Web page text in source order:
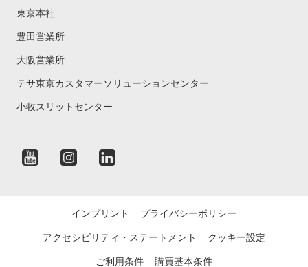
東京本社
豊田営業所
大阪営業所
テサ東京カスタマーソリューションセンター
小牧スリットセンター
インプリント プライバシーポリシー
アクセシビリティ・ステートメント クッキー設定
ご利用条件 購買基本条件